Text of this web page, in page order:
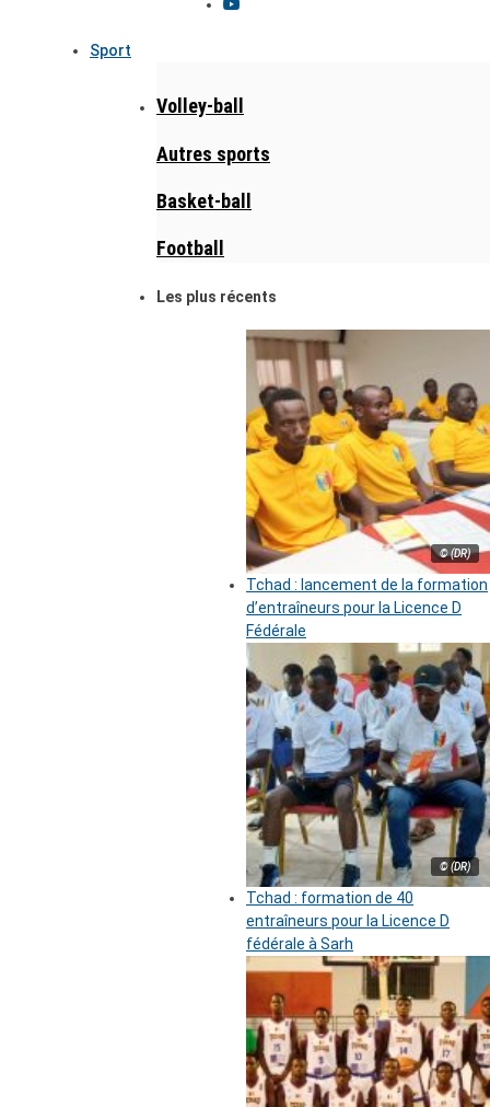
Sport
Volley-ball
Autres sports
Basket-ball
Football
Les plus récents
© (DR)
Tchad : lancement de la formation
d’entraîneurs pour la Licence D
Fédérale
© (DR)
Tchad : formation de 40
entraîneurs pour la Licence D
fédérale à Sarh